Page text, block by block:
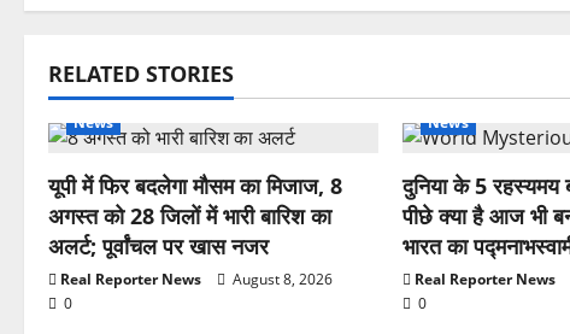
RELATED STORIES
News
यूपी में फिर बदलेगा मौसम का मिजाज, 8
अगस्त को 28 जिलों में भारी बारिश का
अलर्ट; पूर्वांचल पर खास नजर
Real Reporter News
August 8, 2026
0
News
दुनिया के 5
पीछे क्या है आज भी
भारत का
Real Reporter News
0